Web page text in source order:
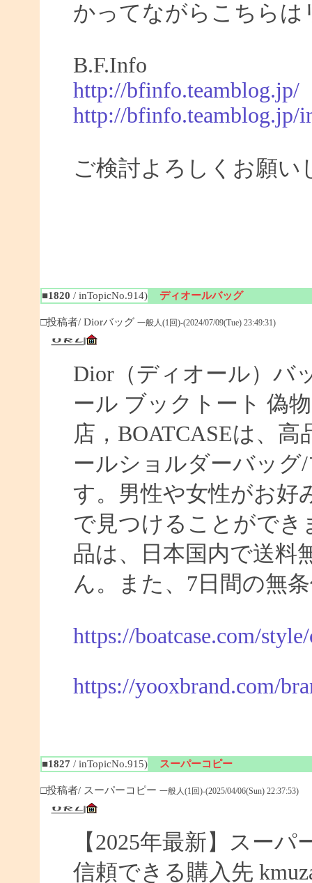
かってながらこちら
B.F.Info
http://bfinfo.teamblog.jp/
http://bfinfo.teamblog.jp/
ご検討よろしくお願い
■1820 / inTopicNo.914) ディオールバッグ
□投稿者/ Diorバッグ 一般人(1回)-(2024/07/09(Tue) 23:49:31)
Dior（ディオール）バ
ール ブックトート 偽
店，BOATCASEは、
ールショルダーバッ
す。男性や女性がお好
で見つけることができ
品は、日本国内で送料
ん。また、7日間の無
https://boatcase.com/
https://yooxbrand.com/
■1827 / inTopicNo.915) スーパーコピー
□投稿者/ スーパーコピー 一般人(1回)-(2025/04/06(Sun) 22:37:53)
【2025年最新】スー
信頼できる購入先